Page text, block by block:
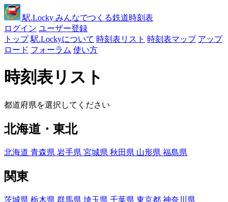
駅.Locky みんなでつくる鉄道時刻表
ログイン ユーザー登録
トップ 駅.Lockyについて 時刻表リスト 時刻表マップ アップ
ロード フォーラム 使い方
時刻表リスト
都道府県を選択してください
北海道・東北
北海道 青森県 岩手県 宮城県 秋田県 山形県 福島県
関東
茨城県 栃木県 群馬県 埼玉県 千葉県 東京都 神奈川県